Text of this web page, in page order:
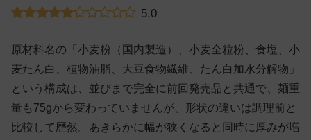
5.0
原材料名の「小麦粉（国内製造）、小麦全粒粉、食塩、小
麦たん白、植物油脂、大豆食物繊維、たん白加水分解物」
という構成は、並びまで完全に前回発売品と共通で、麺重
量も75gから変わっていませんが、形状の違いは調理前と
比較して歴然。あきらかに幅が狭くなると同時に厚みが増